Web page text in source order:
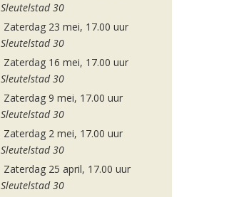
Sleutelstad 30
Zaterdag 23 mei, 17.00 uur
Sleutelstad 30
Zaterdag 16 mei, 17.00 uur
Sleutelstad 30
Zaterdag 9 mei, 17.00 uur
Sleutelstad 30
Zaterdag 2 mei, 17.00 uur
Sleutelstad 30
Zaterdag 25 april, 17.00 uur
Sleutelstad 30